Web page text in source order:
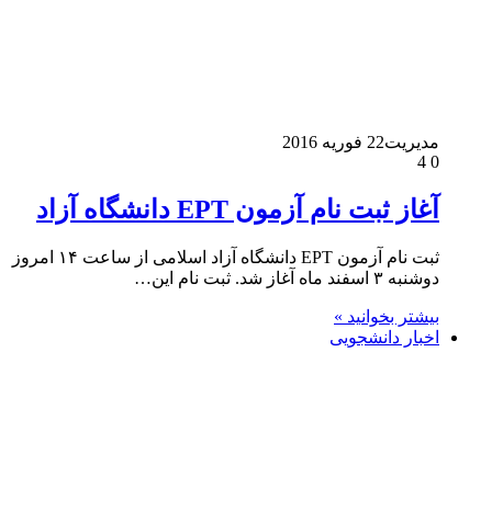
مدیریت22 فوریه 2016
0
آغاز ثبت نام آزمون EPT دانشگاه آزاد
ثبت نام آزمون EPT دانشگاه آزاد اسلامی از ساعت ۱۴ امروز
دوشنبه ۳ اسفند ماه آغاز شد. ثبت نام این…
بیشتر بخوانید »
اخبار دانشجویی